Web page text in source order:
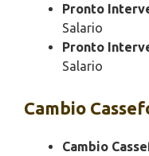
Pronto
Salario
Pronto
Salario
Cambio
Cambio